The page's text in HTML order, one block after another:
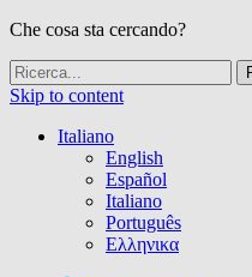
Che cosa sta cercando?
Skip to content
Italiano
English
Español
Italiano
Português
Ελληνικα